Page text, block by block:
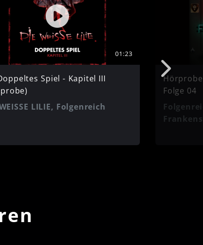
01:23
Spiel - Kapitel III
LILIE, Folgenreich
Folge 04